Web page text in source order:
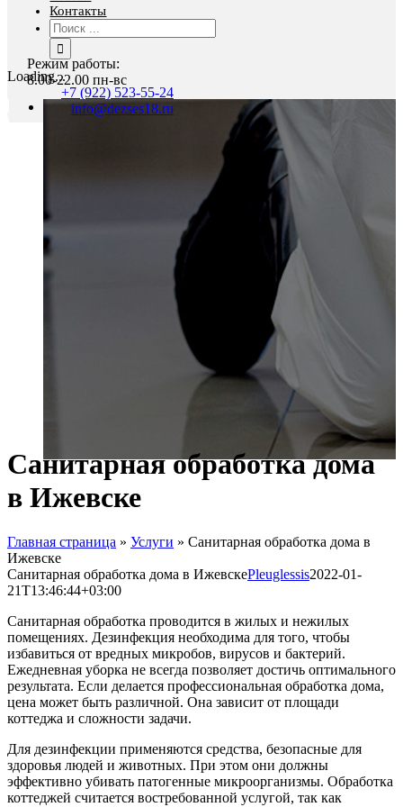
Контакты
Результат
поиска:
Режим работы:
8.00-22.00 пн-вс
+7 (922) 523-55-24
info@dezses18.ru
Loading...
Санитарная обработка дома
в Ижевске
Главная страница » Услуги » Санитарная обработка дома в
Ижевске
Санитарная обработка дома в ИжевскеPleuglessis2022-01-
21T13:46:44+03:00
Санитарная обработка проводится в жилых и нежилых
помещениях. Дезинфекция необходима для того, чтобы
избавиться от вредных микробов, вирусов и бактерий.
Ежедневная уборка не всегда позволяет достичь оптимального
результата. Если делается профессиональная обработка дома,
цена может быть различной. Она зависит от площади
коттеджа и сложности задачи.
Для дезинфекции применяются средства, безопасные для
здоровья людей и животных. При этом они должны
эффективно убивать патогенные микроорганизмы. Обработка
коттеджей считается востребованной услугой, так как